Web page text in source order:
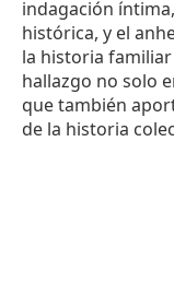
indagación
histórica, y el
la historia
hallazgo no solo
que también
de la historia